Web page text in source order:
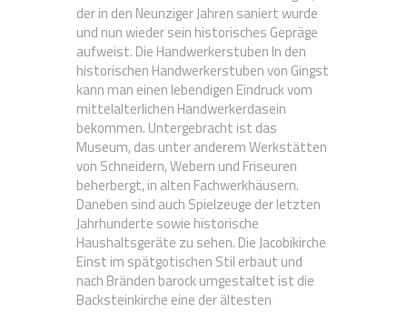
der in den Neunziger Jahren saniert wurde
und nun wieder sein historisches Gepräge
aufweist. Die Handwerkerstuben In den
historischen Handwerkerstuben von Gingst
kann man einen lebendigen Eindruck vom
mittelalterlichen Handwerkerdasein
bekommen. Untergebracht ist das
Museum, das unter anderem Werkstätten
von Schneidern, Webern und Friseuren
beherbergt, in alten Fachwerkhäusern.
Daneben sind auch Spielzeuge der letzten
Jahrhunderte sowie historische
Haushaltsgeräte zu sehen. Die Jacobikirche
Einst im spätgotischen Stil erbaut und
nach Bränden barock umgestaltet ist die
Backsteinkirche eine der ältesten